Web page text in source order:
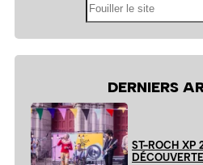
DERNIERS
ST-ROCH XP
DÉCOUVERTE